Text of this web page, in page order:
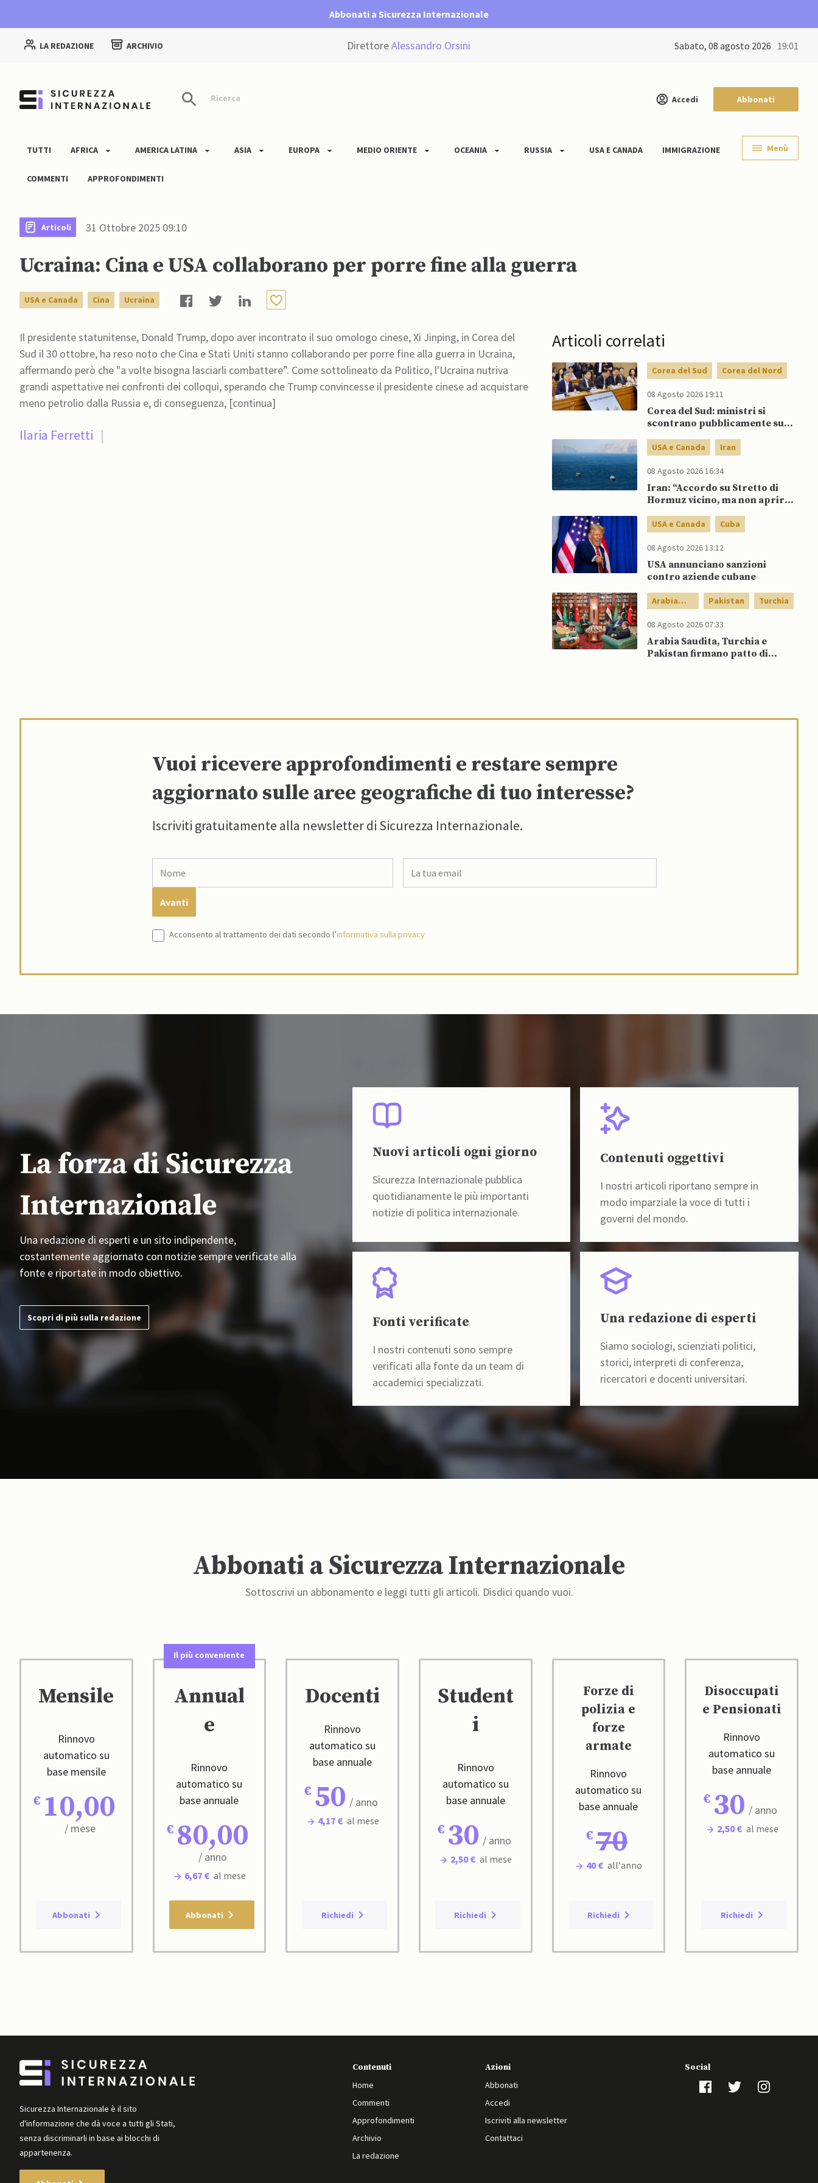
Abbonati a Sicurezza Internazionale
LA REDAZIONE ARCHIVIO DirettoreAlessandro Orsini sabato, 08 agosto 2026 19:01
Ricerca Accedi Abbonati
TUTTI AFRICA AMERICA LATINA ASIA EUROPA MEDIO ORIENTE OCEANIA RUSSIA USA E CANADA IMMIGRAZIONE
COMMENTI APPROFONDIMENTI
Menù
Articoli 31 Ottobre 2025 09:10
Ucraina: Cina e USA collaborano per porre fine alla guerra
USA e Canada Cina Ucraina
Il presidente statunitense, Donald Trump, dopo aver incontrato il suo omologo cinese, Xi Jinping, in Corea del
Sud il 30 ottobre, ha reso noto che Cina e Stati Uniti stanno collaborando per porre fine alla guerra in Ucraina,
affermando però che "a volte bisogna lasciarli combattere”. Come sottolineato da Politico, l'Ucraina nutriva
grandi aspettative nei confronti dei colloqui, sperando che Trump convincesse il presidente cinese ad acquistare
meno petrolio dalla Russia e, di conseguenza, [continua]
Ilaria Ferretti |
Articoli correlati
Corea del Sud Corea del Nord
08 Agosto 2026 19:11
Corea del Sud: ministri si
scontrano pubblicamente su
spinge per dialogo
USA e Canada Iran
08 Agosto 2026 16:34
Iran: “Accordo su Stretto di
Hormuz vicino, ma non aprirà il
USA e Canada Cuba
08 Agosto 2026 13:12
USA annunciano sanzioni
contro aziende cubane
Arabia
Saudita
Pakistan Turchia
08 Agosto 2026 07:33
Arabia Saudita, Turchia e
Pakistan firmano patto di
Vuoi ricevere approfondimenti e restare sempre
aggiornato sulle aree geografiche di tuo interesse?
Iscriviti gratuitamente alla newsletter di Sicurezza Internazionale.
Acconsento al trattamento dei dati secondo l’informativa sulla privacy
La forza di Sicurezza
Internazionale
Una redazione di esperti e un sito indipendente,
costantemente aggiornato con notizie sempre verificate alla
fonte e riportate in modo obiettivo.
Scopri di più sulla redazione
Nuovi articoli ogni giorno
Sicurezza Internazionale pubblica
quotidianamente le più importanti
notizie di politica internazionale.
Contenuti oggettivi
I nostri articoli riportano sempre in
modo imparziale la voce di tutti i
governi del mondo.
Fonti verificate
I nostri contenuti sono sempre
verificati alla fonte da un team di
accademici specializzati.
Una redazione di esperti
Siamo sociologi, scienziati politici,
storici, interpreti di conferenza,
ricercatori e docenti universitari.
Abbonati a Sicurezza Internazionale
Sottoscrivi un abbonamento e leggi tutti gli articoli. Disdici quando vuoi.
Mensile
Rinnovo
automatico su
base mensile
10,00
/ mese
Abbonati
Il più conveniente
Annual
e
Rinnovo
automatico su
base annuale
80,00
/ anno
6,67 € al mese
Abbonati
Docenti
Rinnovo
automatico su
base annuale
50 / anno
4,17 € al mese
Richiedi
Student
i
Rinnovo
automatico su
base annuale
30 / anno
2,50 € al mese
Richiedi
Forze di
polizia e
forze
armate
Rinnovo
automatico su
base annuale
70
40 € all'anno
Richiedi
Disoccupati
e Pensionati
Rinnovo
automatico su
base annuale
30 / anno
2,50 € al mese
Richiedi
Sicurezza Internazionale è il sito
d'informazione che dà voce a tutti gli Stati,
senza discriminarli in base ai blocchi di
appartenenza.
Contenuti
Home
Commenti
Approfondimenti
Archivio
La redazione
Azioni
Abbonati
Accedi
Iscriviti alla newsletter
Contattaci
Social